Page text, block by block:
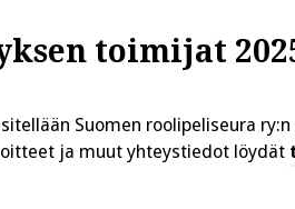
toimijat
Suomen roolipeliseura
ja muut yhteystiedot löydät